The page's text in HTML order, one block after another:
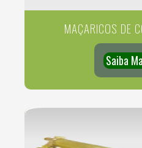
MAÇARICOS DE
Saiba